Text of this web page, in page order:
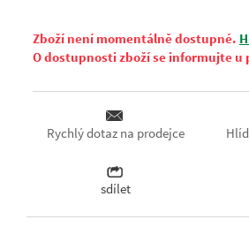
Zboží není momentálně dostupné.
O dostupnosti zboží se informujte u
Rychlý dotaz na prodejce
sdílet